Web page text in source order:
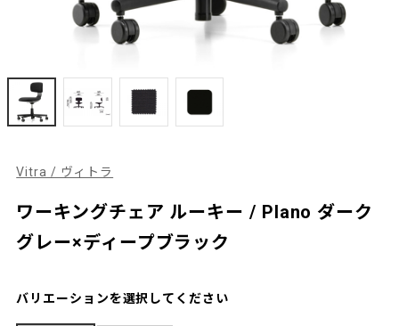
Vitra / ヴィトラ
ワーキングチェア ルーキー / Plano ダーク
グレー×ディープブラック
バリエーションを選択してください